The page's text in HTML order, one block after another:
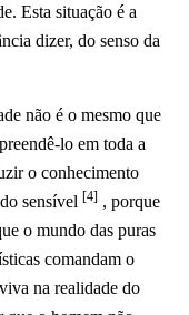
Esta situação é a
dizer, do senso da
não é o mesmo que
lo em toda a
o conhecimento
sensível [4] , porque
o mundo das puras
comandam o
na realidade do